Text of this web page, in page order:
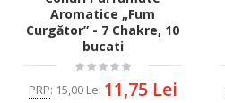
Aromatice „Fum
Curgător” - 7 Chakre, 10
bucati
PRP: 15,00 Lei 11,75 Lei